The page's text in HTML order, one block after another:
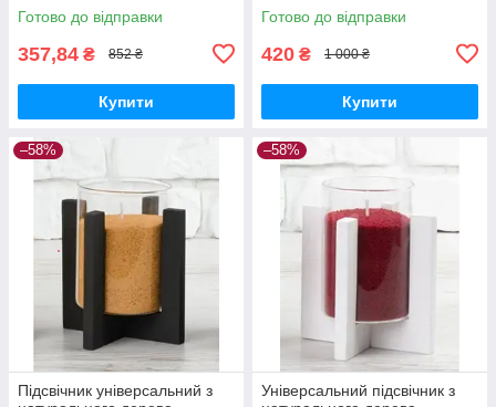
Готово до відправки
357,84 ₴ 852 ₴
Купити
Готово до відправки
420 ₴ 1 000 ₴
Купити
–58%
Підсвічник універсальний з
–58%
Універсальний підсвічник з